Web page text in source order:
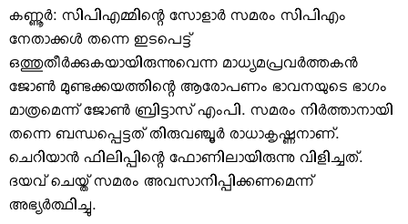
VIDEOS
YOUR SAY
COOKERY
KARSHAKAN
TOURS & TRAVEL
GREETINGS
CLASSIFIEDS
OBITUARY
കണ്ണൂര്‍: സിപിഎമ്മിന്റെ സോളാര്‍ സമരം സിപിഎം
നേതാക്കള്‍ തന്നെ ഇടപെട്ട്
ഒത്തുതീര്‍ക്കുകയായിരുന്നുവെന്ന മാധ്യമപ്രവര്‍ത്തകന്‍
ജോണ്‍ മുണ്ടക്കയത്തിന്റെ ആരോപണം ഭാവനയുടെ ഭാഗം
മാത്രമെന്ന് ജോണ്‍ ബ്രിട്ടാസ് എംപി. സമരം നിര്‍ത്താനായി
തന്നെ ബന്ധപ്പെട്ടത് തിരുവഞ്ചൂര്‍ രാധാകൃഷ്ണനാണ്.
ചെറിയാന്‍ ഫിലിപ്പിന്റെ ഫോണിലായിരുന്നു വിളിച്ചത്.
ദയവ് ചെയ്ത് സമരം അവസാനിപ്പിക്കണമെന്ന്
അഭ്യര്‍ത്ഥിച്ചു.